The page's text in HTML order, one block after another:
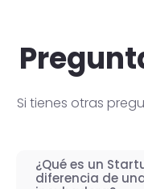
Si tienes otras
¿Qué es un
diferencia de